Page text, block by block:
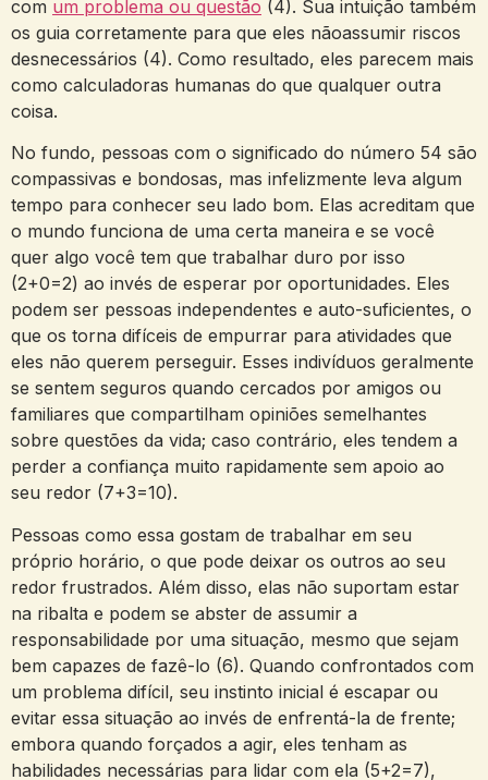
com um problema ou questão (4). Sua intuição também
os guia corretamente para que eles nãoassumir riscos
desnecessários (4). Como resultado, eles parecem mais
como calculadoras humanas do que qualquer outra
coisa.
No fundo, pessoas com o significado do número 54 são
compassivas e bondosas, mas infelizmente leva algum
tempo para conhecer seu lado bom. Elas acreditam que
o mundo funciona de uma certa maneira e se você
quer algo você tem que trabalhar duro por isso
(2+0=2) ao invés de esperar por oportunidades. Eles
podem ser pessoas independentes e auto-suficientes, o
que os torna difíceis de empurrar para atividades que
eles não querem perseguir. Esses indivíduos geralmente
se sentem seguros quando cercados por amigos ou
familiares que compartilham opiniões semelhantes
sobre questões da vida; caso contrário, eles tendem a
perder a confiança muito rapidamente sem apoio ao
seu redor (7+3=10).
Pessoas como essa gostam de trabalhar em seu
próprio horário, o que pode deixar os outros ao seu
redor frustrados. Além disso, elas não suportam estar
na ribalta e podem se abster de assumir a
responsabilidade por uma situação, mesmo que sejam
bem capazes de fazê-lo (6). Quando confrontados com
um problema difícil, seu instinto inicial é escapar ou
evitar essa situação ao invés de enfrentá-la de frente;
embora quando forçados a agir, eles tenham as
habilidades necessárias para lidar com ela (5+2=7),